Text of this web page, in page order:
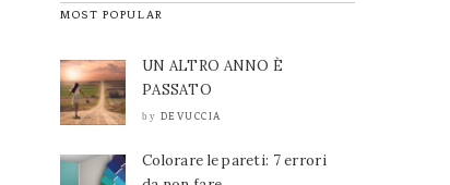
MOST POPULAR
UN ALTRO ANNO È
PASSATO
by DEVUCCIA
Colorare le pareti: 7 errori